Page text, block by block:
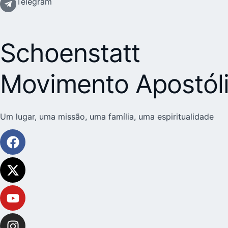
Schoenstatt
Movimento
Um lugar, uma missão, uma família, uma espiritualidade